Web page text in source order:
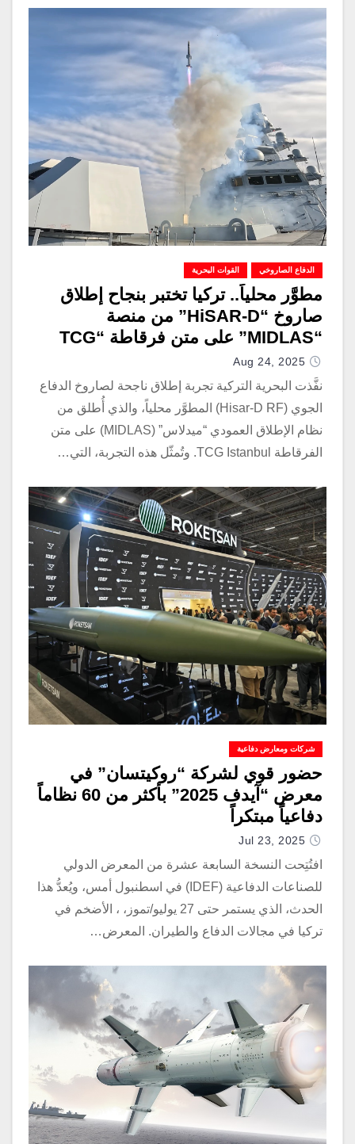
الدفاع الصاروخي القوات البحرية
مطوَّر محلياً.. تركيا تختبر بنجاح إطلاق
صاروخ “HiSAR-D” من منصة
“MIDLAS” على متن فرقاطة “TCG
Istanbul”
Aug 24, 2025
نفَّذت البحرية التركية تجربة إطلاق ناجحة لصاروخ الدفاع
الجوي (Hisar-D RF) المطوَّر محلياً، والذي أُطلق من
نظام الإطلاق العمودي “ميدلاس” (MIDLAS) على متن
الفرقاطة TCG Istanbul. وتُمثّل هذه التجربة، التي…
شركات ومعارض دفاعية
حضور قوي لشركة “روكيتسان” في
معرض “آيدف 2025” بأكثر من 60 نظاماً
دفاعياً مبتكراً
Jul 23, 2025
افتُتِحت النسخة السابعة عشرة من المعرض الدولي
للصناعات الدفاعية (IDEF) في اسطنبول أمس، ويُعدُّ هذا
الحدث، الذي يستمر حتى 27 يوليو/تموز، ، الأضخم في
تركيا في مجالات الدفاع والطيران. المعرض…